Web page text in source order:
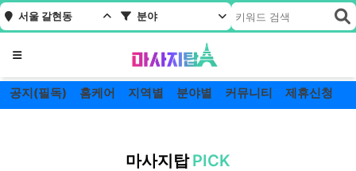
서울 갈현동 분야
메뉴
공지(필독) 홈케어 지역별 분야별 커뮤니티 제휴신청
마사지탑 PICK